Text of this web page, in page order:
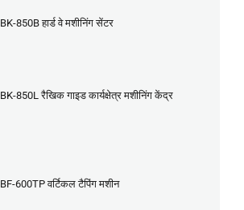
BK-850B हार्ड वे मशीनिंग सेंटर
BK-850L रैखिक गाइड कार्यक्षेत्र मशीनिंग केंद्र
BF-600TP वर्टिकल टैपिंग मशीन